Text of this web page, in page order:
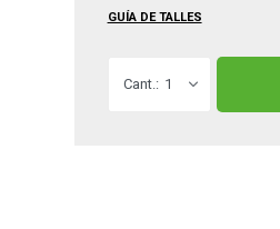
GUÍA DE TALLES
1